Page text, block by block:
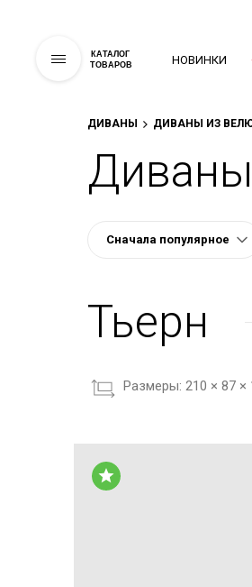
КАТАЛОГ
ТОВАРОВ
НОВИНКИ
ДИВАНЫ ДИВАНЫ ИЗ
Тьерн
Размеры: 210 × 87 ×